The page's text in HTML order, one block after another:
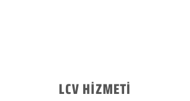
LCV HİZMETİ